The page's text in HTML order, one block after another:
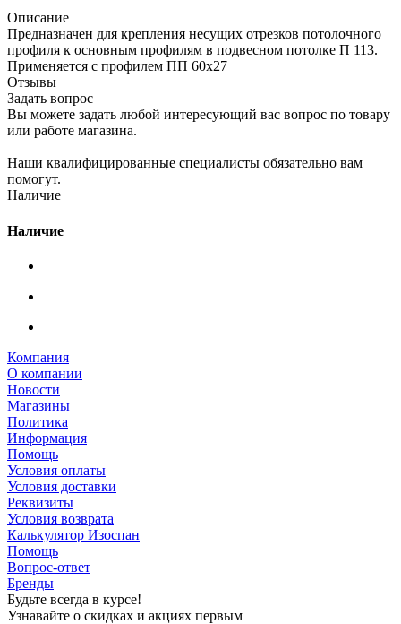
Описание
Предназначен для крепления несущих отрезков потолочного
профиля к основным профилям в подвесном потолке П 113.
Применяется с профилем ПП 60х27
Отзывы
Задать вопрос
Вы можете задать любой интересующий вас вопрос по товару
или работе магазина.
Наши квалифицированные специалисты обязательно вам
помогут.
Наличие
Наличие
Компания
О компании
Новости
Магазины
Политика
Информация
Помощь
Условия оплаты
Условия доставки
Реквизиты
Условия возврата
Калькулятор Изоспан
Помощь
Вопрос-ответ
Бренды
Будьте всегда в курсе!
Узнавайте о скидках и акциях первым